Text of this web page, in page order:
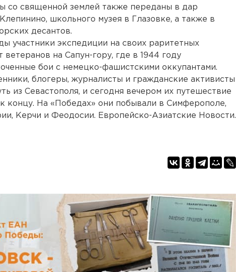
со священной землей также переданы в дар
школьного музея в Глазовке, а также в
десантов.
участники экспедиции на своих раритетных
ветеранов на Сапун-гору, где в 1944 году
бои с немецко-фашистскими оккупантами.
блогеры, журналисты и гражданские активисты
из Севастополя, и сегодня вечером их путешествие
концу. На «Победах» они побывали в Симферополе,
Керчи и Феодосии. Европейско-Азиатские Новости.